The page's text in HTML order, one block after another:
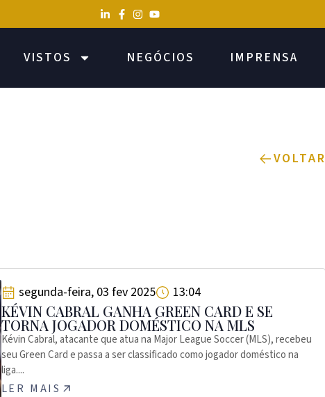
VISTOS NEGÓCIOS IMPRENSA
VOLTAR
segunda-feira, 03 fev 2025 13:04
KÉVIN CABRAL GANHA GREEN CARD E SE
TORNA JOGADOR DOMÉSTICO NA MLS
Kévin Cabral, atacante que atua na Major League Soccer (MLS), recebeu
seu Green Card e passa a ser classificado como jogador doméstico na
liga....
LER MAIS